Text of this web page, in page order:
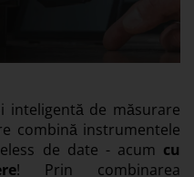
inteligentă de măsurare
combină instrumentele
de date - acum cu
! Prin combinarea